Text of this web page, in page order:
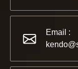
2022-11-21
Partner und
Email :